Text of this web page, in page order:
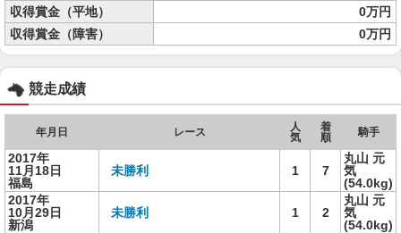
収得賞金（平地）
0万円
収得賞金（障害）
0万円
競走成績
年月日 レース
人
気
着
順
騎手
2017年
11月18日
福島
未勝利 1 7
丸山 元
気
(54.0kg)
2017年
10月29日
新潟
未勝利 1 2
丸山 元
気
(54.0kg)